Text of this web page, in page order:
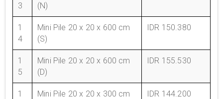
3
(N)
1
4
Mini Pile 20 x 20 x 600 cm
(S)
IDR 150.380
1
5
Mini Pile 20 x 20 x 600 cm
(D)
IDR 155.530
1
Mini Pile 20 x 20 x 300 cm
IDR 144.200